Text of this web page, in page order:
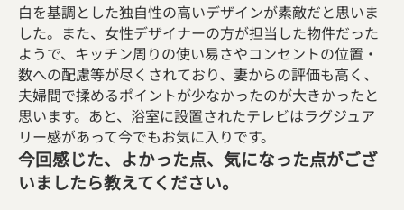
白を基調とした独自性の高いデザインが素敵だと思いま
した。また、女性デザイナーの方が担当した物件だった
ようで、キッチン周りの使い易さやコンセントの位置・
数への配慮等が尽くされており、妻からの評価も高く、
夫婦間で揉めるポイントが少なかったのが大きかったと
思います。あと、浴室に設置されたテレビはラグジュア
リー感があって今でもお気に入りです。
今回感じた、よかった点、気になった点がござ
いましたら教えてください。